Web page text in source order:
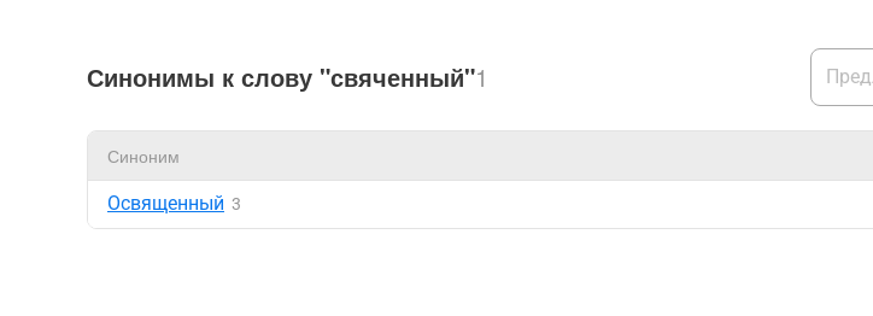
Синонимы к слову "свяченный"1
Синоним
Освященный 3